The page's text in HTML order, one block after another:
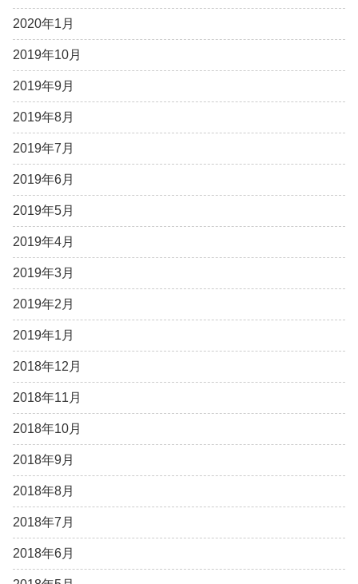
2020年1月
2019年10月
2019年9月
2019年8月
2019年7月
2019年6月
2019年5月
2019年4月
2019年3月
2019年2月
2019年1月
2018年12月
2018年11月
2018年10月
2018年9月
2018年8月
2018年7月
2018年6月